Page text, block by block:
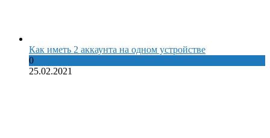
Как иметь 2 аккаунта на одном устройстве
0
25.02.2021